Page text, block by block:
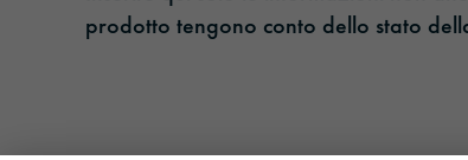
prodotto tengono conto dello stato